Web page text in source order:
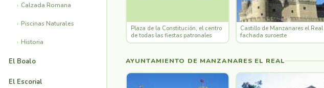
Calzada Romana
Piscinas Naturales
Historia
El Boalo
El Escorial
Plaza de la Constitución, el centro
de todas las fiestas patronales
Castillo de Manzanares el Real
fachada suroeste
AYUNTAMIENTO DE MANZANARES EL REAL